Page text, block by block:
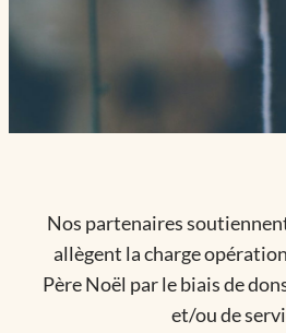
Nos partenaires
allègent la charge
Père Noël par le biais de
et/ou de